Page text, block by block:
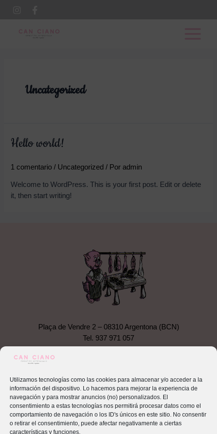
Utilizamos tecnologías como las cookies para almacenar y/o acceder a la
información del dispositivo. Lo hacemos para mejorar la experiencia de
navegación y para mostrar anuncios (no) personalizados. El
consentimiento a estas tecnologías nos permitirá procesar datos como el
comportamiento de navegación o los ID's únicos en este sitio. No consentir
o retirar el consentimiento, puede afectar negativamente a ciertas
características y funciones.
Uncategorized
Hello world!
1 comentario / Uncategorized / Poradmin
Welcome to WordPress. This is your first post. Edit or delete
it, then start writing!
Plaça de Vendre 2 – 08310 Argentona (BCN)
Tel. 937 971 057